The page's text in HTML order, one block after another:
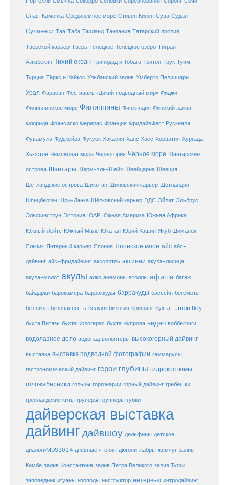
Спас-Каменка Средиземное море Стивен Кинен Сува Судан
Сулавеси Таа Таба Таиланд Танзания Татарский пролив
Тверской карьер Тверь Телецкое Телецкое озеро Тигран
Азизбекян Тихий океан Тринидад и Тобаго Тритон Трук Туим
Турция Тёркс и Кайкос Ульбанский залив Умберто Пелиццари
Урал Фарасан Фестиваль «Дикий подводный мир» Фиджи
Филиппинское море Филиппины Финляндия Финский залив
Флорида Франсиско Ферерас Франция ФридайвФест Рускеала
Фувамула Фуджейра Фукуок Хакасия Ханс Хасс Хорватия Хургада
Хьюстон Чемпионат мира Черногория Чёрное море Шантарские
острова Шантары Шарм-эль-Шейх Швейцария Швеция
Шетландские острова Шикотан Шиловский карьер Шотландия
Шпицберген Шри-Ланка Щёлковский карьер ЭДС Эйлат Эльбрус
Эльфинстоун Эстония ЮАР Южная Америка Южная Африка
Южный Лейте Южный Мале Юкатан Юрий Кашин Якуб Шиманек
Яльчик Янтарный карьер Япония Японское море айс айс-
дайвинг айс-фридайвинг аксолотль актинии акула-лисица
акула-молот акулы алко анемоны атоллы афиша багаж
байдарки барокамера барраккуды барракуды бассейн бегемоты
без визы безопасность белухи билогия брифинг бухта Tumon Bay
бухта Витязь бухта Кологерас бухта Чупрова видео воббегонги
водолазное дело водопад волонтеры высокогорный дайвинг
выставка выставка подводной фотографии гаммарусы
гастрономический дайвинг герои глубины гидрокостюмы
голожаберники гольцы горгонарии горный дайвинг гребешки
гренландские киты груперы групперы губки
дайверская выставка
дайвингдайвшоу дельфины детское
диалогиMDS2024 дневные чтения дюгони жабры жемчуг залив
Кимбе залив Константина залив Петра Великого залив Туфи
заповедник игуаны изоподы инструктор интервью интродайвинг